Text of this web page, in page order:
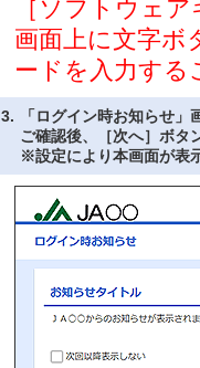
［ソフトウェ
画面上に文字ボ
ードを入力す
3.
「ログイン時お知らせ
ご確認後、［次へ］ボタ
※設定により本画面が表